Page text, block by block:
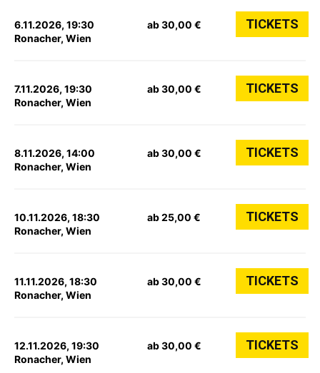
6.11.2026, 19:30
Ronacher, Wien
ab 30,00 € TICKETS
7.11.2026, 19:30
Ronacher, Wien
ab 30,00 € TICKETS
8.11.2026, 14:00
Ronacher, Wien
ab 30,00 € TICKETS
10.11.2026, 18:30
Ronacher, Wien
ab 25,00 € TICKETS
11.11.2026, 18:30
Ronacher, Wien
ab 30,00 € TICKETS
12.11.2026, 19:30
Ronacher, Wien
ab 30,00 € TICKETS